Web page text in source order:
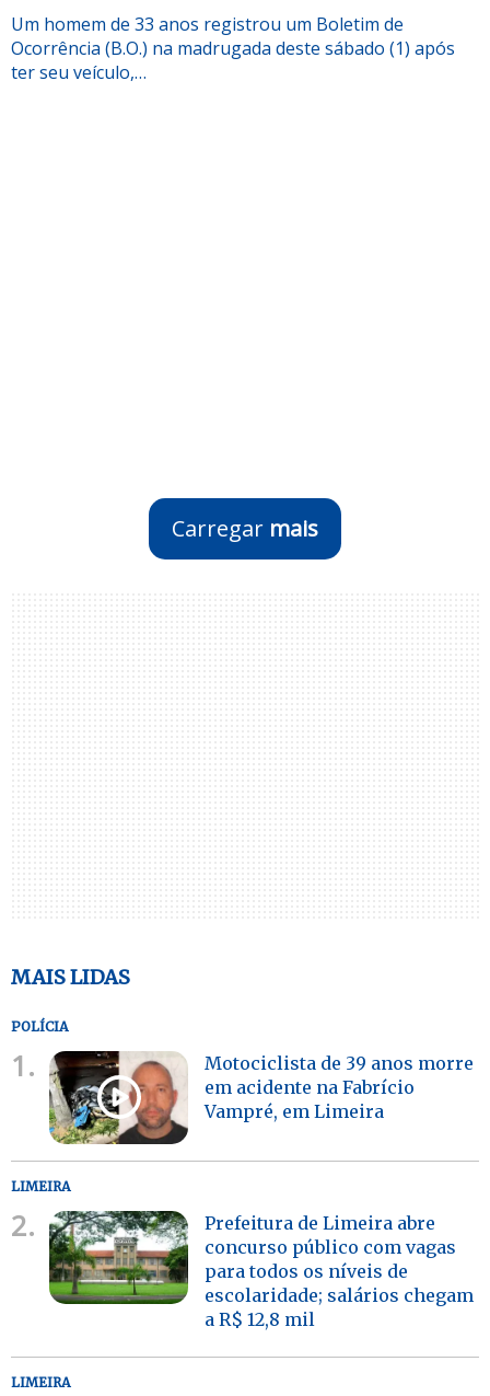
Um homem de 33 anos registrou um Boletim de
Ocorrência (B.O.) na madrugada deste sábado (1) após
ter seu veículo,…
Carregar mais
MAIS LIDAS
POLÍCIA
1.
Motociclista de 39 anos morre
em acidente na Fabrício
Vampré, em Limeira
LIMEIRA
2.
Prefeitura de Limeira abre
concurso público com vagas
para todos os níveis de
escolaridade; salários chegam
a R$ 12,8 mil
LIMEIRA